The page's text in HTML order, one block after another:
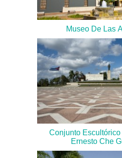
Museo De Las
Conjunto
Ernesto Che